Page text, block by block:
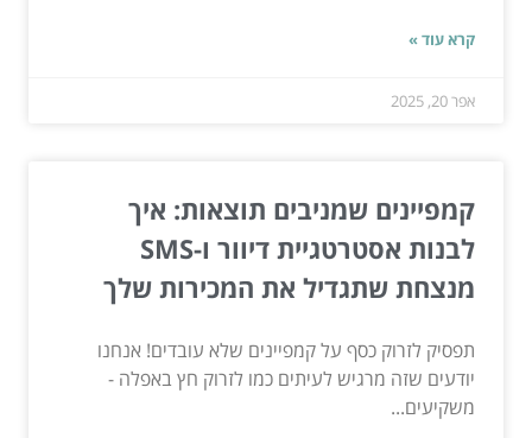
קרא עוד »
אפר 20, 2025
קמפיינים שמניבים תוצאות: איך
לבנות אסטרטגיית דיוור ו-SMS
מנצחת שתגדיל את המכירות שלך
תפסיק לזרוק כסף על קמפיינים שלא עובדים! אנחנו
יודעים שזה מרגיש לעיתים כמו לזרוק חץ באפלה -
משקיעים...